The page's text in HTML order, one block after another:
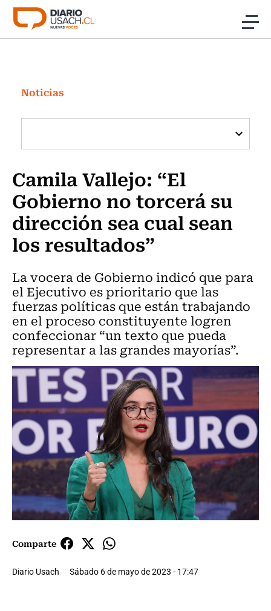
Click acá para ir directamente al contenido
Investigación
Cultura
Programas Radio y TV Usach
Noticias
Camila Vallejo: “El
Gobierno no torcerá su
dirección sea cual sean
los resultados”
La vocera de Gobierno indicó que para
el Ejecutivo es prioritario que las
fuerzas políticas que están trabajando
en el proceso constituyente logren
confeccionar “un texto que pueda
representar a las grandes mayorías”.
Comparte
Diario Usach Sábado 6 de mayo de 2023 - 17:47